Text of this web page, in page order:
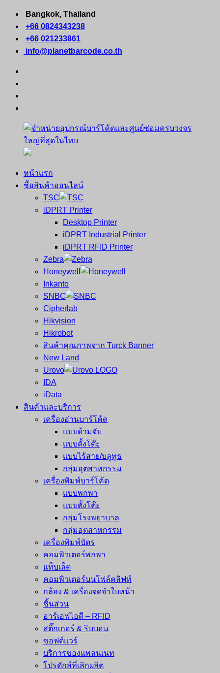
Skip
content
Bangkok, Thailand
+66 0824343238
+66 021233861
info@planetbarcode.co.th
จำหน่าย
คอมพิวเตอร์
หน้าแรก
ซื้อสินค้าออนไลน์
TSC
iDPRT Printer
Desktop Printer
iDPRT Industrial Printer
iDPRT RFID Printer
Zebra
Honeywell
Inkanto
SNBC
Cipherlab
Hikvision
Hikrobot
สินค้าคุณภาพจาก Turck Banner
New Land
Urovo
IDA
iData
สินค้าและบริการ
เครื่องอ่านบาร์โค้ด
แบบด้ามจับ
แบบตั้งโต๊ะ
แบบไร้สาย/บลูทูธ
กลุ่มอุตสาหกรรม
เครื่องพิมพ์บาร์โค้ด
แบบพกพา
แบบตั้งโต๊ะ
กลุ่มโรงพยาบาล
กลุ่มอุตสาหกรรม
เครื่องพิมพ์บัตร
คอมพิวเตอร์พกพา
แท็บเล็ต
คอมพิวเตอร์บนโฟล์คลิฟท์
กล้อง & เครื่องจดจำใบหน้า
ชิ้นส่วน
อาร์เอฟไอดี – RFID
สติ๊กเกอร์ & ริบบอน
ซอฟต์แวร์
บริการของแพลนเนท
โปรดักส์ที่เลิกผลิต